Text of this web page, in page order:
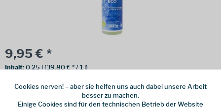
9,95 € *
Inhalt:0.25 l (39,80 € * / 1 l)
Online bestellen Ladenabholung
Cookies nerven! – aber sie helfen uns auch dabei unsere Arbeit
besser zu machen.
Einige Cookies sind für den technischen Betrieb der Website